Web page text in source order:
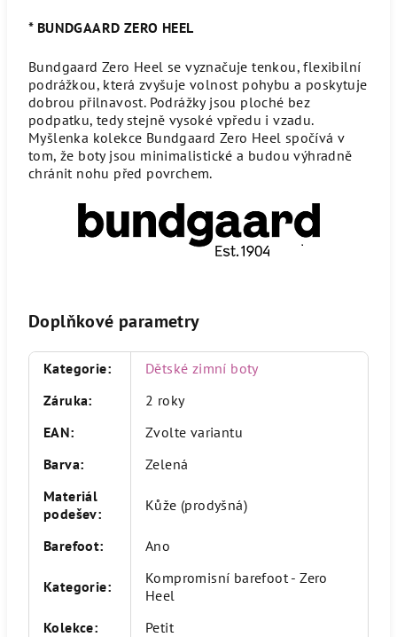
* BUNDGAARD ZERO HEEL
Bundgaard Zero Heel se vyznačuje tenkou, flexibilní
podrážkou, která zvyšuje volnost pohybu a poskytuje
dobrou přilnavost. Podrážky jsou ploché bez
podpatku, tedy stejně vysoké vpředu i vzadu.
Myšlenka kolekce Bundgaard Zero Heel spočívá v
tom, že boty jsou minimalistické a budou výhradně
chránit nohu před povrchem.
Doplňkové parametry
Kategorie:
Dětské zimní boty
Záruka:
2 roky
EAN:
Zvolte variantu
Barva:
Zelená
Materiál
podešev: Kůže (prodyšná)
Barefoot: Ano
Kategorie:
Kompromisní barefoot - Zero
Heel
Kolekce: Petit